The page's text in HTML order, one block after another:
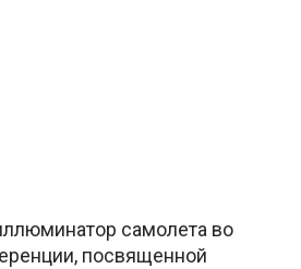
самолета во
посвященной